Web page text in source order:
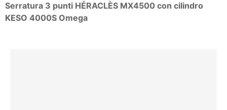
Serratura 3 punti HÉRACLÈS MX4500 con cilindro
KESO 4000S Omega